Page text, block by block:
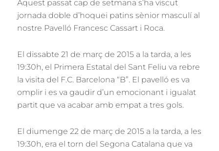
Aquest passat cap de setmana s’ha viscut
jornada doble d’hoquei patins sènior masculí al
nostre Pavelló Francesc Cassart i Roca.
El dissabte 21 de març de 2015 a la tarda, a les
19:30h, el Primera Estatal del Sant Feliu va rebre
la visita del F.C. Barcelona “B”. El pavelló es va
omplir i es va gaudir d’un emocionant i igualat
partit que va acabar amb empat a tres gols.
El diumenge 22 de març de 2015 a la tarda, a les
19:30h, era el torn del Segona Catalana que va